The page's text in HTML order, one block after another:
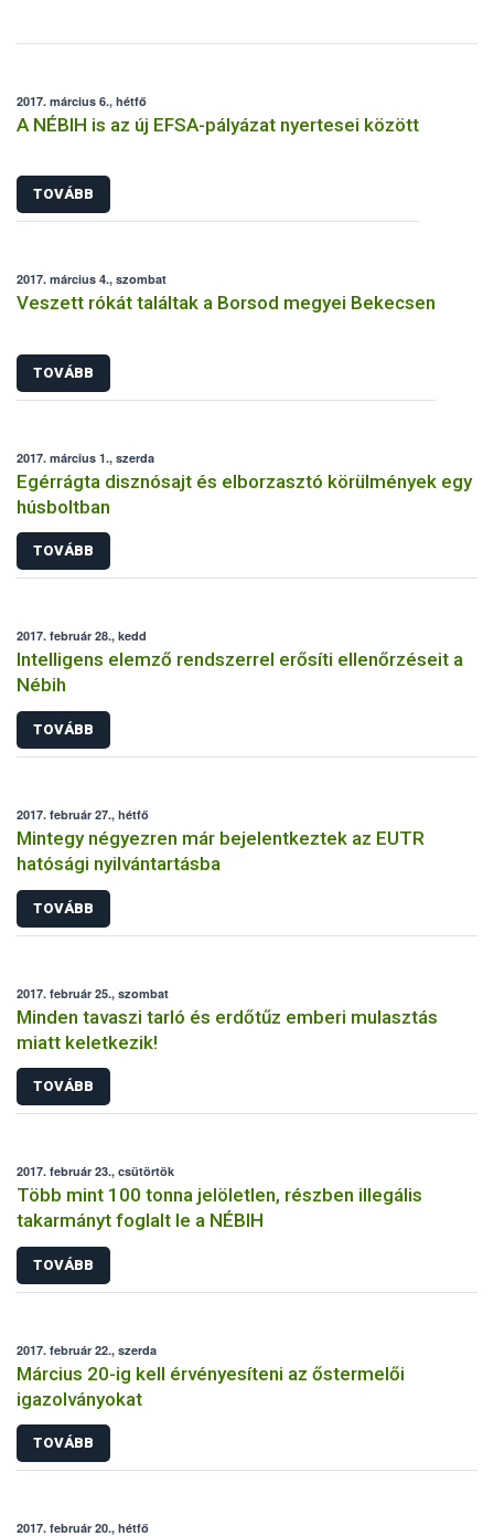
2017. március 6., hétfő
A NÉBIH is az új EFSA-pályázat nyertesei között
TOVÁBB
2017. március 4., szombat
Veszett rókát találtak a Borsod megyei Bekecsen
TOVÁBB
2017. március 1., szerda
Egérrágta disznósajt és elborzasztó körülmények egy
húsboltban
TOVÁBB
2017. február 28., kedd
Intelligens elemző rendszerrel erősíti ellenőrzéseit a
Nébih
TOVÁBB
2017. február 27., hétfő
Mintegy négyezren már bejelentkeztek az EUTR
hatósági nyilvántartásba
TOVÁBB
2017. február 25., szombat
Minden tavaszi tarló és erdőtűz emberi mulasztás
miatt keletkezik!
TOVÁBB
2017. február 23., csütörtök
Több mint 100 tonna jelöletlen, részben illegális
takarmányt foglalt le a NÉBIH
TOVÁBB
2017. február 22., szerda
Március 20-ig kell érvényesíteni az őstermelői
igazolványokat
TOVÁBB
2017. február 20., hétfő